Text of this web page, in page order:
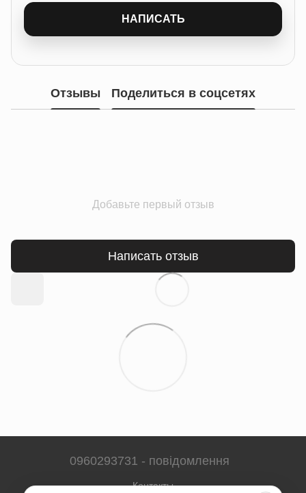
НАПИСАТЬ
Отзывы Поделиться в соцсетях
Добавьте первый отзыв
Написать отзыв
0960293731 - повідомлення
Контакты